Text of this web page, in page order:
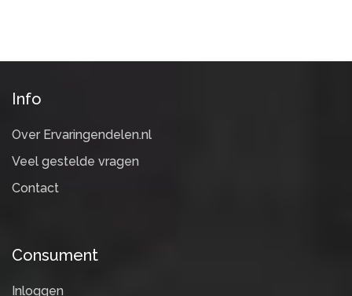
Info
Over Ervaringendelen.nl
Veel gestelde vragen
Contact
Consument
Inloggen